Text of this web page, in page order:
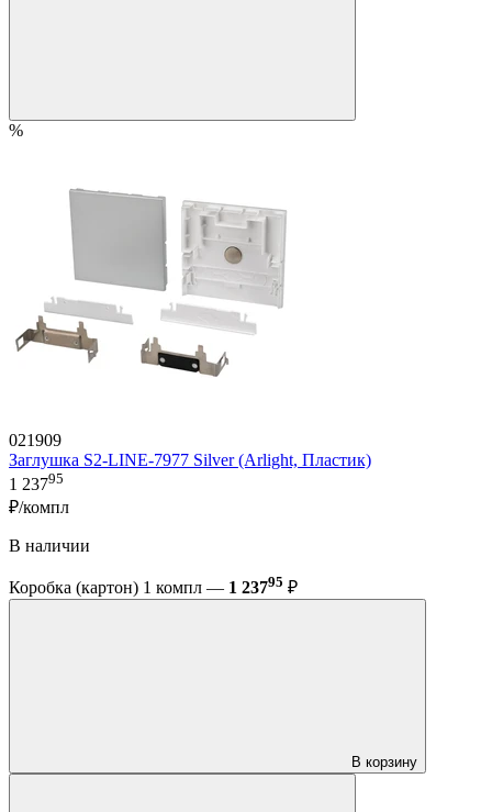
%
021909
Заглушка S2-LINE-7977 Silver (Arlight, Пластик)
1 23795
₽/компл
В наличии
Коробка (картон) 1 компл — 1 23795 ₽
В корзину